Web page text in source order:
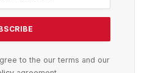
to the our terms and our